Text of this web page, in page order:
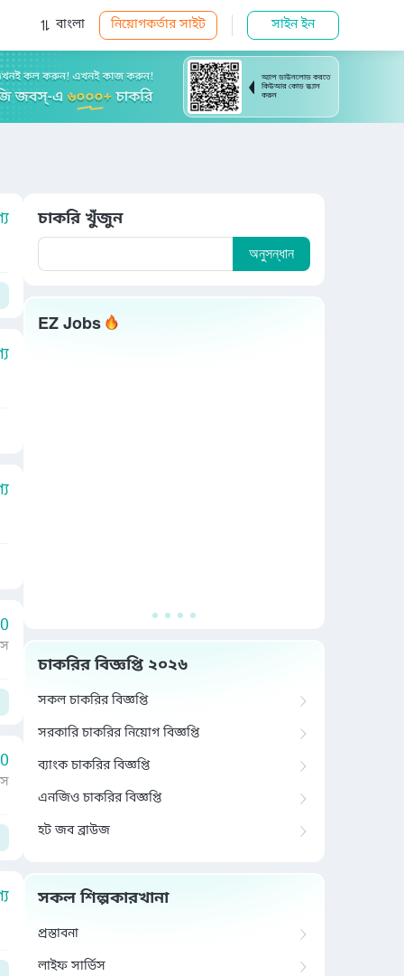
বাংলা নিয়োগকর্তার সাইট সাইন ইন
অ্যাপ ডাউনলোড করতে
কিউআর কোড স্ক্যান
করুন
চাকরি খুঁজুন
অনুসন্ধান
EZ Jobs
চাকরির বিজ্ঞপ্তি ২০২৬
সকল চাকরির বিজ্ঞপ্তি
সরকারি চাকরির নিয়োগ বিজ্ঞপ্তি
ব্যাংক চাকরির বিজ্ঞপ্তি
এনজিও চাকরির বিজ্ঞপ্তি
হট জব ব্রাউজ
সকল শিল্পকারখানা
প্রস্তাবনা
লাইফ সার্ভিস